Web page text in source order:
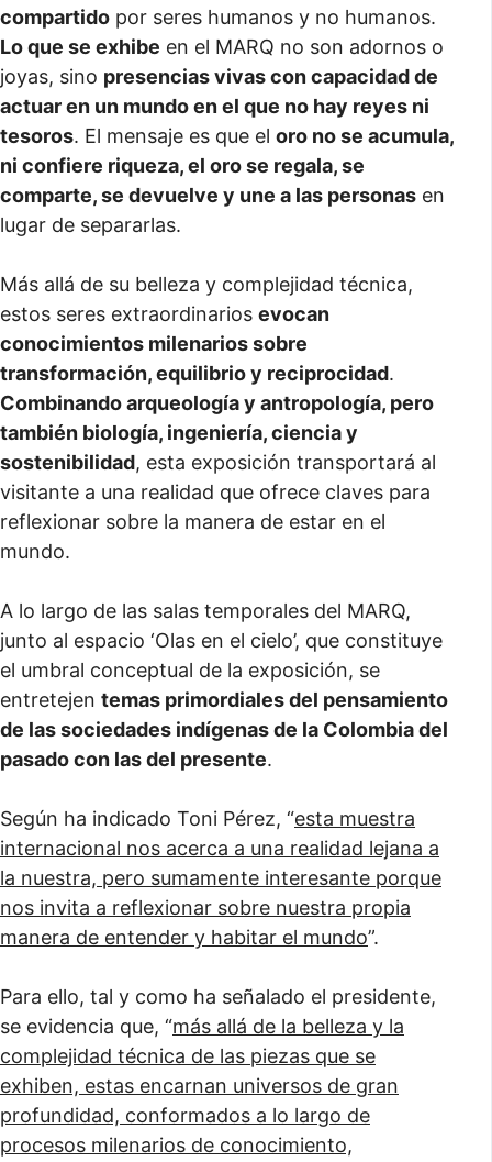
compartido por seres humanos y no humanos.
Lo que se exhibe en el MARQ no son adornos o
joyas, sino presencias vivas con capacidad de
actuar en un mundo en el que no hay reyes ni
tesoros. El mensaje es que el oro no se acumula,
ni confiere riqueza, el oro se regala, se
comparte, se devuelve y une a las personas en
lugar de separarlas.
Más allá de su belleza y complejidad técnica,
estos seres extraordinarios evocan
conocimientos milenarios sobre
transformación, equilibrio y reciprocidad.
Combinando arqueología y antropología, pero
también biología, ingeniería, ciencia y
sostenibilidad, esta exposición transportará al
visitante a una realidad que ofrece claves para
reflexionar sobre la manera de estar en el
mundo.
A lo largo de las salas temporales del MARQ,
junto al espacio ‘Olas en el cielo’, que constituye
el umbral conceptual de la exposición, se
entretejen temas primordiales del pensamiento
de las sociedades indígenas de la Colombia del
pasado con las del presente.
Según ha indicado Toni Pérez, “esta muestra
internacional nos acerca a una realidad lejana a
la nuestra, pero sumamente interesante porque
nos invita a reflexionar sobre nuestra propia
manera de entender y habitar el mundo”.
Para ello, tal y como ha señalado el presidente,
se evidencia que, “más allá de la belleza y la
complejidad técnica de las piezas que se
exhiben, estas encarnan universos de gran
profundidad, conformados a lo largo de
procesos milenarios de conocimiento,